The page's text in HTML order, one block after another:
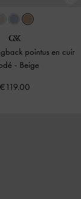
pointus en cuir
- Beige
€119.00